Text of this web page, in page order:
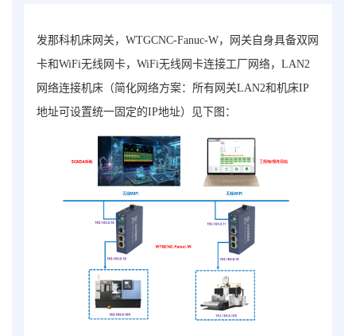
发那科机床网关，WTGCNC-Fanuc-W，网关自身具备双网
卡和WiFi无线网卡，WiFi无线网卡连接工厂网络，LAN2
网络连接机床（简化网络方案：所有网关LAN2和机床IP
地址可设置统一固定的IP地址）见下图：